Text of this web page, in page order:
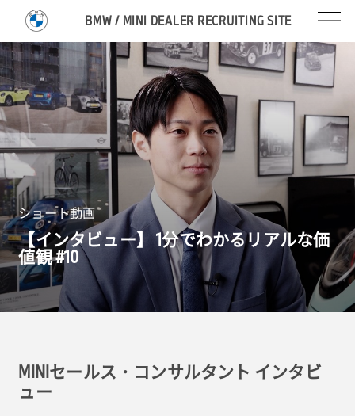
BMW / MINI DEALER RECRUITING SITE
ショート動画
【インタビュー】1分でわかるリアルな価
値観 #10
MINIセールス・コンサルタント インタビ
ュー